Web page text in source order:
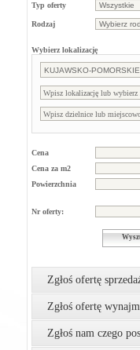
Typ oferty
Rodzaj
Wybierz lokalizację
Cena
Cena za m2
Powierzchnia
Nr oferty:
Zgłoś ofertę
Zgłoś ofertę
Zgłoś nam czego